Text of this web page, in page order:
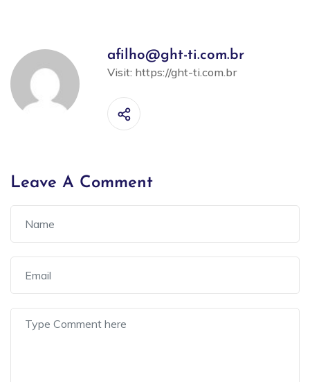
afilho@ght-ti.com.br
Visit: https://ght-ti.com.br
Leave A Comment